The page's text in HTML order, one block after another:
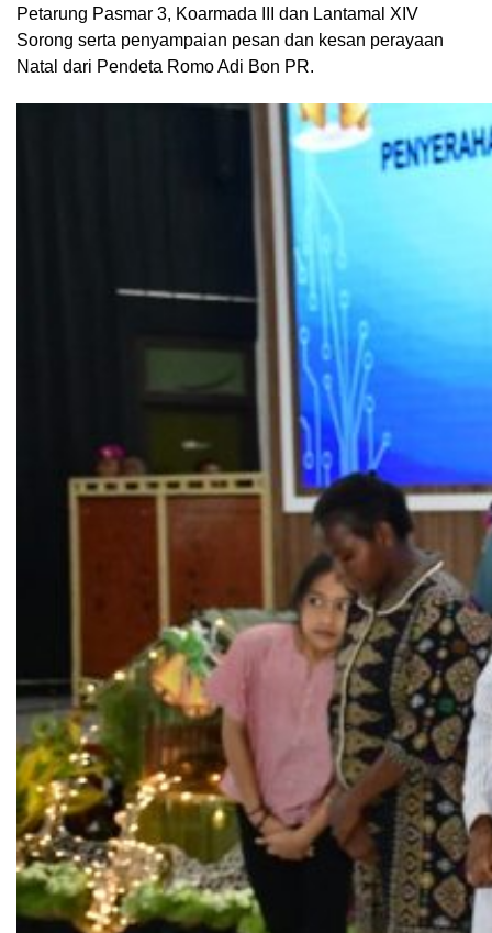
Petarung Pasmar 3, Koarmada III dan Lantamal XIV
Sorong serta penyampaian pesan dan kesan perayaan
Natal dari Pendeta Romo Adi Bon PR.